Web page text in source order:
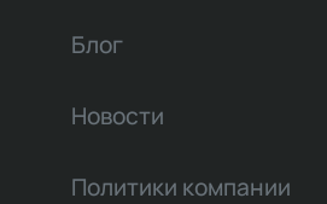
Блог
Новости
Политики компании